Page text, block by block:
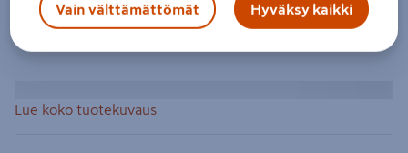
Lue koko tuotekuvaus
Vain välttämättömät Hyväksy kaikki